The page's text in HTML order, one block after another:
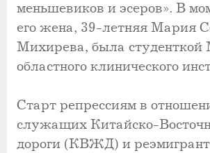
меньшевиков и эсеров». В
его жена, 39-летняя Мария
Михирева, была студенткой
областного клинического
Старт репрессиям в
служащих Китайско-
дороги (КВЖД) и